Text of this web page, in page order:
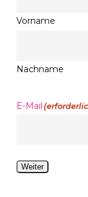
Vorname
Nachname
E-Mail
Weiter